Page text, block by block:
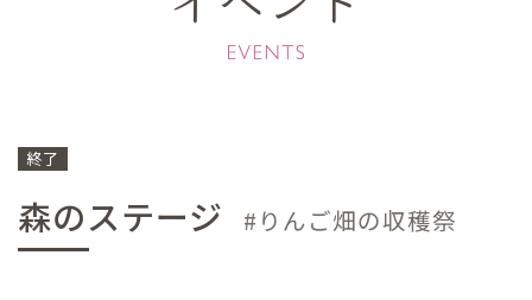
終了
森のステージ りんご畑の収穫祭